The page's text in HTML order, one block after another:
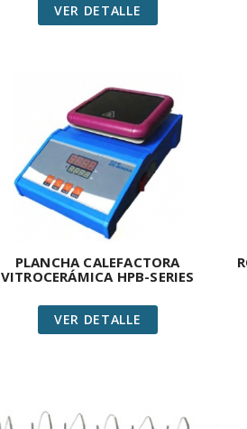
VER DETALLE
PLANCHA CALEFACTORA
VITROCERÁMICA HPB-SERIES
VER DETALLE